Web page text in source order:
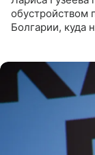
обустройством
Болгарии, куда